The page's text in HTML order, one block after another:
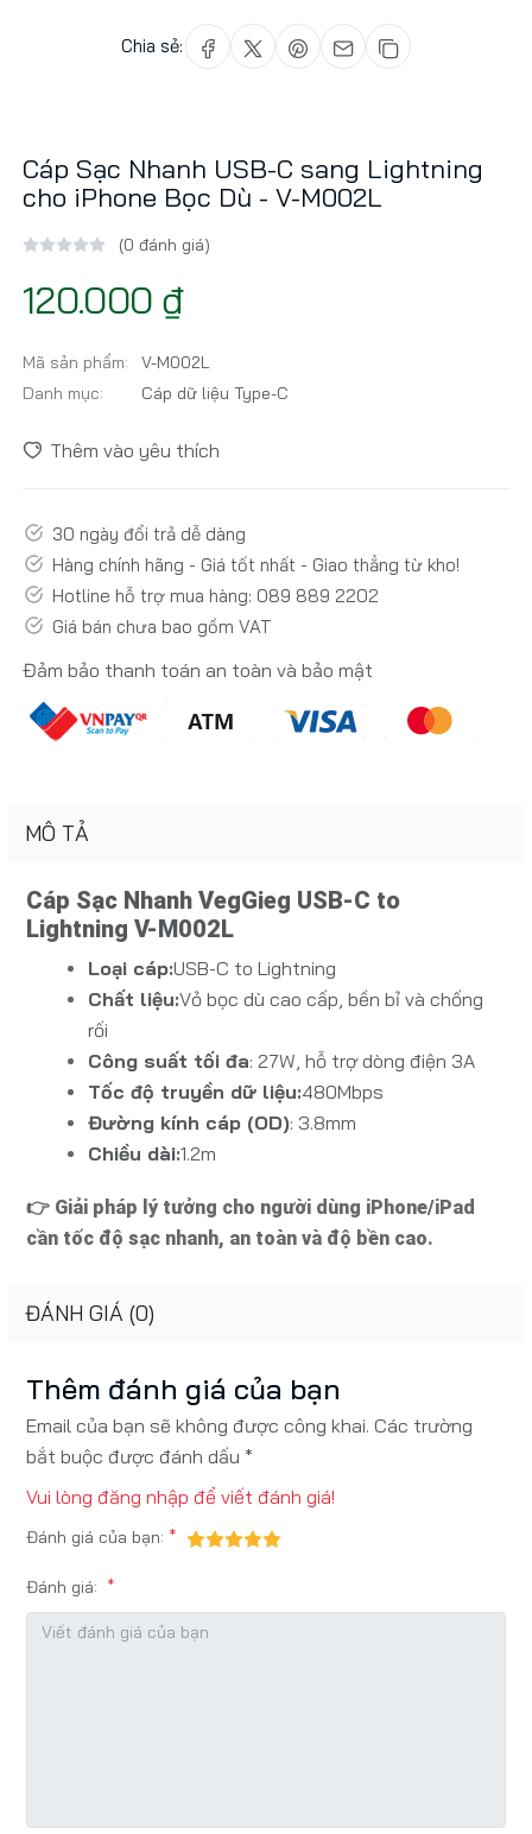
Chia sẻ:
Cáp Sạc Nhanh USB-C sang Lightning
cho iPhone Bọc Dù - V-M002L
(0 đánh giá)
120.000 ₫
Mã sản phẩm:
V-M002L
Danh mục:
Cáp dữ liệu Type-C
Thêm vào yêu thích
30 ngày đổi trả dễ dàng
Hàng chính hãng - Giá tốt nhất - Giao thẳng từ kho!
Hotline hỗ trợ mua hàng: 089 889 2202
Giá bán chưa bao gồm VAT
Đảm bảo thanh toán an toàn và bảo mật
MÔ TẢ
Cáp Sạc Nhanh VegGieg USB-C to
Lightning V-M002L
Loại cáp:USB-C to Lightning
Chất liệu:Vỏ bọc dù cao cấp, bền bỉ và chống
rối
Công suất tối đa: 27W, hỗ trợ dòng điện 3A
Tốc độ truyền dữ liệu:480Mbps
Đường kính cáp (OD): 3.8mm
Chiều dài:1.2m
👉 Giải pháp lý tưởng cho người dùng iPhone/iPad
cần tốc độ sạc nhanh, an toàn và độ bền cao.
ĐÁNH GIÁ (0)
Thêm đánh giá của bạn
Email của bạn sẽ không được công khai. Các trường
bắt buộc được đánh dấu *
Vui lòng đăng nhập để viết đánh giá!
Đánh giá của bạn:
Đánh giá: